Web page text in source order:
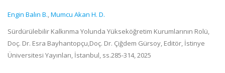
Engin Balın B.,Mumcu Akan H. D.
Sürdürülebilir Kalkınma Yolunda Yükseköğretim Kurumlarının Rolü,
Doç. Dr. Esra Bayhantopçu,Doç. Dr. Çiğdem Gürsoy, Editör, İstinye
Üniversitesi Yayınları, İstanbul, ss.285-314, 2025